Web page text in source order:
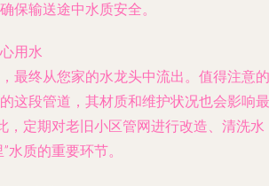
保输送途中水质安全。
用水
最终从您家的水龙头中流出。值得注意的
这段管道，其材质和维护状况也会影响最
，定期对老旧小区管网进行改造、清洗水
水质的重要环节。